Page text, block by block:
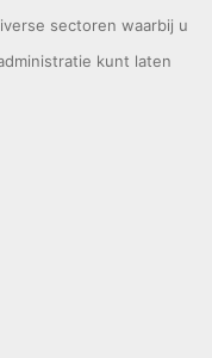
sectoren waarbij u
kunt laten